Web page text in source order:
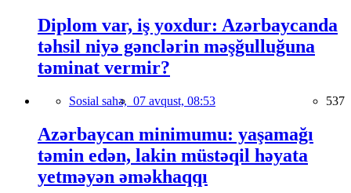
Diplom var, iş yoxdur: Azərbaycanda
təhsil niyə gənclərin məşğulluğuna
təminat vermir?
Sosial sahə, 07 avqust, 08:53 537
Azərbaycan minimumu: yaşamağı
təmin edən, lakin müstəqil həyata
yetməyən əməkhaqqı